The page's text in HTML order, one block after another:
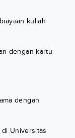
kuliah
dengan kartu
dengan
di Universitas